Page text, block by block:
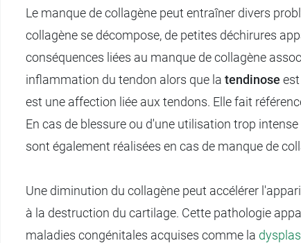
Le manque de collagène peut entraîner divers
collagène se décompose, de petites déchirures
conséquences liées au manque de collagène
inflammation du tendon alors que la tendinose
est une affection liée aux tendons. Elle fait
En cas de blessure ou d'une utilisation trop
sont également réalisées en cas de manque de
Une diminution du collagène peut accélérer
à la destruction du cartilage. Cette pathologie
maladies congénitales acquises comme la